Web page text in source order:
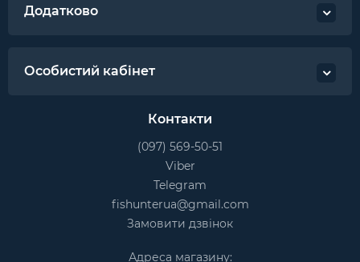
Додатково
Особистий кабінет
Контакти
(097) 569-50-51
Viber
Telegram
fishunterua@gmail.com
Замовити дзвінок
Адреса магазину: